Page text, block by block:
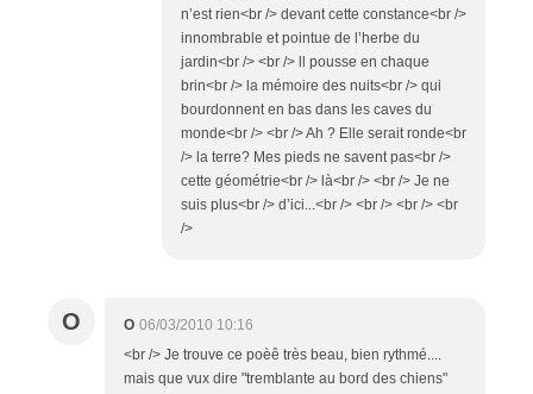
n’est rien<br /> devant cette constance<br />
innombrable et pointue de l’herbe du
jardin<br /> <br /> ll pousse en chaque
brin<br /> la mémoire des nuits<br /> qui
bourdonnent en bas dans les caves du
monde<br /> <br /> Ah ? Elle serait ronde<br
/> la terre? Mes pieds ne savent pas<br />
cette géométrie<br /> là<br /> <br /> Je ne
suis plus<br /> d’ici...<br /> <br /> <br /> <br
/>
O O 06/03/2010 10:16
<br /> Je trouve ce poèê très beau, bien rythmé....
mais que vux dire "tremblante au bord des chiens"